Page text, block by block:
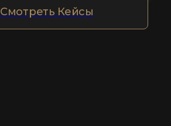
Смотреть Кейсы